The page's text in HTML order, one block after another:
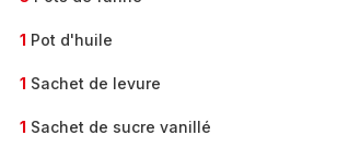
1 Pot d'huile
1 Sachet de levure
1 Sachet de sucre vanillé